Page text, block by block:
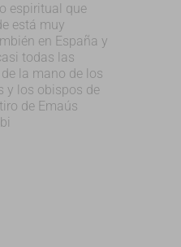
espiritual que
está muy
en España y
todas las
la mano de los
y los obispos de
de Emaús